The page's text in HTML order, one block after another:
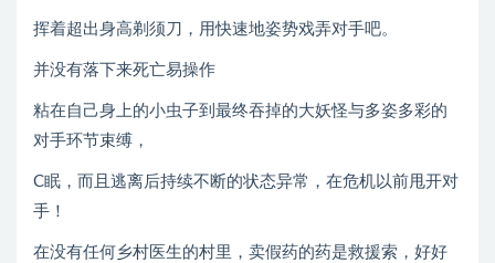
挥着超出身高剃须刀，用快速地姿势戏弄对手吧。
并没有落下来死亡易操作
粘在自己身上的小虫子到最终吞掉的大妖怪与多姿多彩的
对手环节束缚，
C眠，而且逃离后持续不断的状态异常，在危机以前甩开对
手！
在没有任何乡村医生的村里，卖假药的药是救援索，好好